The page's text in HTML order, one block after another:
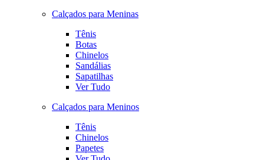
Calçados para Meninas
Tênis
Botas
Chinelos
Sandálias
Sapatilhas
Ver Tudo
Calçados para Meninos
Tênis
Chinelos
Papetes